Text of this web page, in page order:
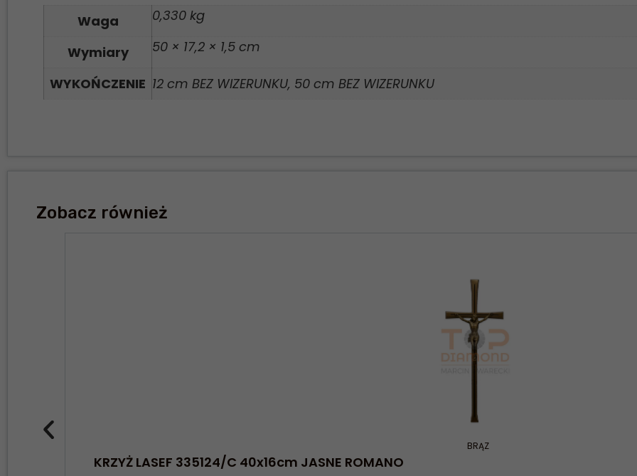
Waga 0,330 kg
Wymiary 50 × 17,2 × 1,5 cm
WYKOŃCZENIE 12 cm BEZ WIZERUNKU, 50 cm BEZ WIZERUNKU
Zobacz również
BRĄZ
KRZYŻ LASEF 335124/C 40x16cm JASNE ROMANO